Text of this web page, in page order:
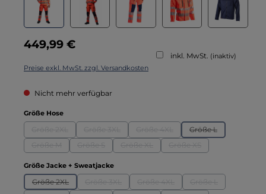
Regulärer Preis:
449,99 €
inkl. MwSt. (inaktiv)
Preise exkl. MwSt. zzgl. Versandkosten
Nicht mehr verfügbar
Größe Hoseauswählen
(Diese Option ist zurzeit nicht verfügbar.)
(Diese Option ist zurzeit nicht
Größe L
(Diese Option ist
(Diese Option ist zurzeit nicht verfügbar.)
(Diese Option ist zurzeit nicht verfügbar.)
(Diese Option ist zurzeit nicht
(Diese Option ist zurzeit
Größe Jacke + Sweatjackeauswählen
Größe 2XL
(Diese Option ist zurzeit nicht verfügbar.)
(Diese Option ist zurzeit nicht verfügbar.)
(Diese Option ist zurzeit nicht
(Diese Option ist